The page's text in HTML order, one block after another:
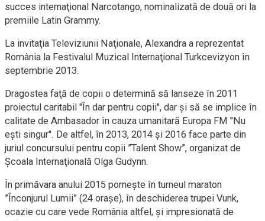
succes internaţional Narcotango, nominalizată de două ori la
premiile Latin Grammy.
La invitaţia Televiziunii Naţionale, Alexandra a reprezentat
România la Festivalul Muzical Internaţional Turkcevizyon în
septembrie 2013.
Dragostea faţă de copii o determină să lanseze în 2011
proiectul caritabil "În dar pentru copii", dar şi să se implice în
calitate de Ambasador în cauza umanitară Europa FM "Nu
eşti singur". De altfel, în 2013, 2014 și 2016 face parte din
juriul concursului pentru copii ”Talent Show”, organizat de
Şcoala Internaţională Olga Gudynn.
În primăvara anului 2015 pornește în turneul maraton
”Înconjurul Lumii” (24 oraşe), în deschiderea trupei Vunk,
ocazie cu care vede România altfel, și impresionată de